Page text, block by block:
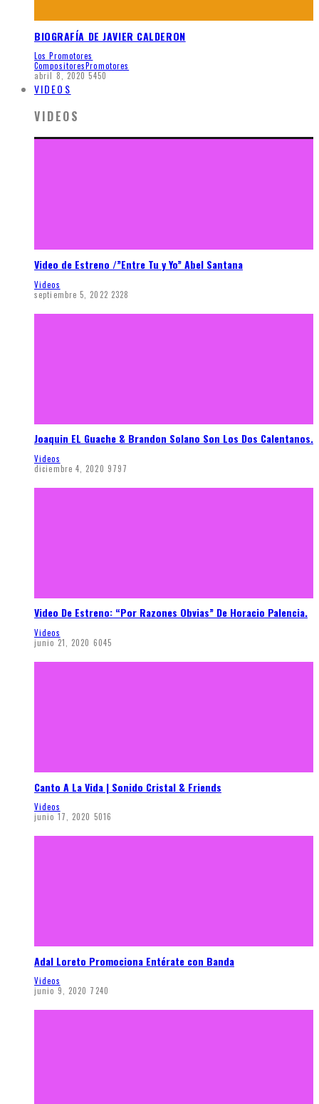
BIOGRAFÍA DE JAVIER CALDERON
Los Promotores
CompositoresPromotores
abril 8, 2020 5450
VIDEOS
VIDEOS
Video de Estreno /”Entre Tu y Yo” Abel Santana
Videos
septiembre 5, 2022 2328
Joaquin EL Guache & Brandon Solano Son Los Dos Calentanos.
Videos
diciembre 4, 2020 9797
Video De Estreno: “Por Razones Obvias” De Horacio Palencia.
Videos
junio 21, 2020 6045
Canto A La Vida | Sonido Cristal & Friends
Videos
junio 17, 2020 5016
Adal Loreto Promociona Entérate con Banda
Videos
junio 9, 2020 7240